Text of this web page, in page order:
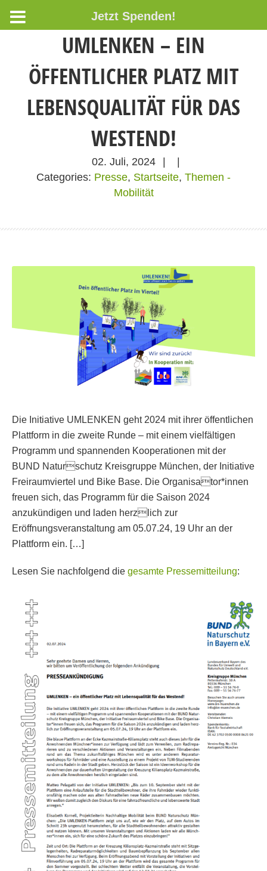
UMLENKEN – EIN
ÖFFENTLICHER PLATZ MIT
LEBENSQUALITÄT FÜR DAS
WESTEND!
02. Juli, 2024
Categories: Presse, Startseite, Themen -
Mobilität
Die Initiative UMLENKEN geht 2024 mit ihrer öffentlichen
Plattform in die zweite Runde – mit einem vielfältigen
Programm und spannenden Kooperationen mit der
BUND Naturschutz Kreisgruppe München, der Initiative
Freiraumviertel und Bike Base. Die Organisator*innen
freuen sich, das Programm für die Saison 2024
anzukündigen und laden herzlich zur
Eröffnungsveranstaltung am 05.07.24, 19 Uhr an der
Plattform ein. […]
Lesen Sie nachfolgend die gesamte Pressemitteilung:
Jetzt Spenden!